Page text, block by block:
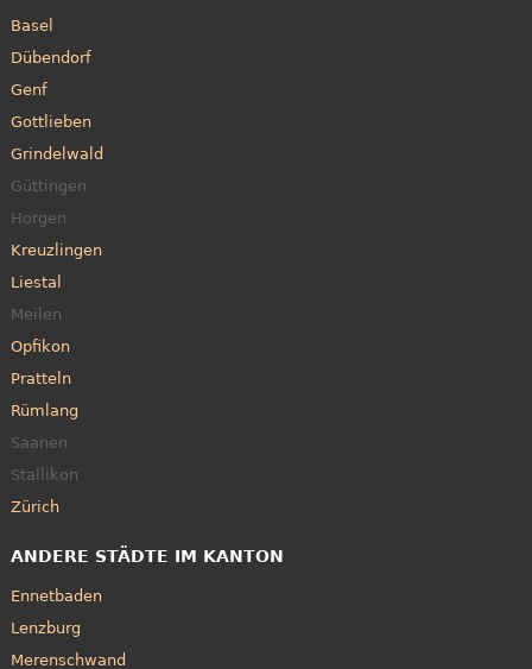
Basel
Dübendorf
Genf
Gottlieben
Grindelwald
Güttingen
Horgen
Kreuzlingen
Liestal
Meilen
Opfikon
Pratteln
Rümlang
Saanen
Stallikon
Zürich
ANDERE STÄDTE IM KANTON
Ennetbaden
Lenzburg
Merenschwand